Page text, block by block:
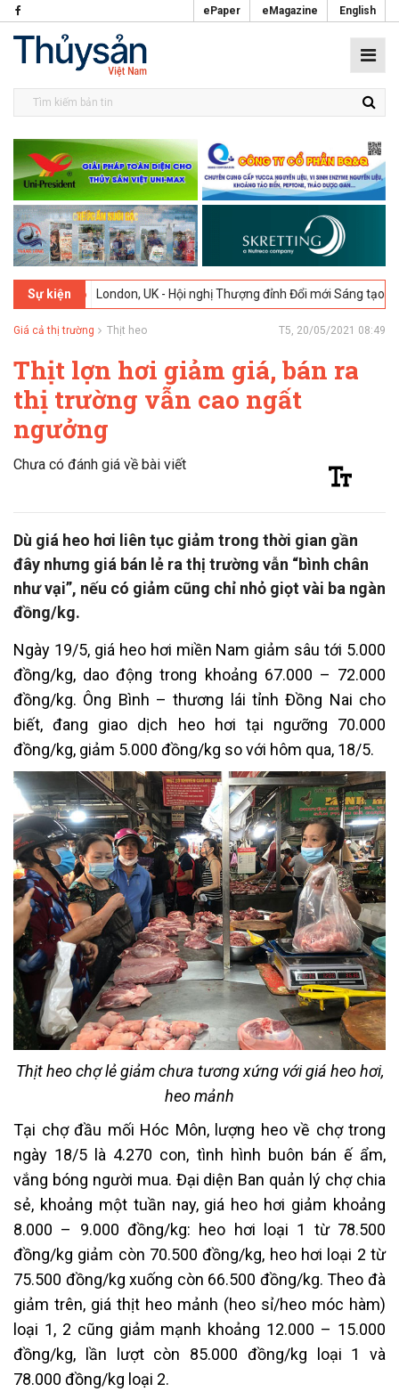
ePaper eMagazine English
Sự kiện
London, UK - Hội nghị Thượng đỉnh Đổi mới Sáng tạo trong Ngành
Giá cả thị trường Thịt heo T5, 20/05/2021 08:49
Thịt lợn hơi giảm giá, bán ra
thị trường vẫn cao ngất
ngưởng
Chưa có đánh giá về bài viết
Dù giá heo hơi liên tục giảm trong thời gian gần
đây nhưng giá bán lẻ ra thị trường vẫn “bình chân
như vại”, nếu có giảm cũng chỉ nhỏ giọt vài ba ngàn
đồng/kg.
Ngày 19/5, giá heo hơi miền Nam giảm sâu tới 5.000
đồng/kg, dao động trong khoảng 67.000 – 72.000
đồng/kg. Ông Bình – thương lái tỉnh Đồng Nai cho
biết, đang giao dịch heo hơi tại ngưỡng 70.000
đồng/kg, giảm 5.000 đồng/kg so với hôm qua, 18/5.
Thịt heo chợ lẻ giảm chưa tương xứng với giá heo hơi,
heo mảnh
Tại chợ đầu mối Hóc Môn, lượng heo về chợ trong
ngày 18/5 là 4.270 con, tình hình buôn bán ế ẩm,
vắng bóng người mua. Đại diện Ban quản lý chợ chia
sẻ, khoảng một tuần nay, giá heo hơi giảm khoảng
8.000 – 9.000 đồng/kg: heo hơi loại 1 từ 78.500
đồng/kg giảm còn 70.500 đồng/kg, heo hơi loại 2 từ
75.500 đồng/kg xuống còn 66.500 đồng/kg. Theo đà
giảm trên, giá thịt heo mảnh (heo sỉ/heo móc hàm)
loại 1, 2 cũng giảm mạnh khoảng 12.000 – 15.000
đồng/kg, lần lượt còn 85.000 đồng/kg loại 1 và
78.000 đồng/kg loại 2.